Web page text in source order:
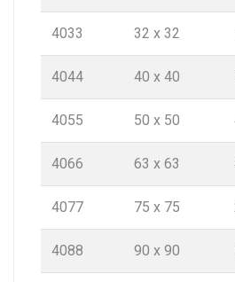
4033 32 x 32
4044 40 x 40
4055 50 x 50
4066 63 x 63
4077 75 x 75
4088 90 x 90